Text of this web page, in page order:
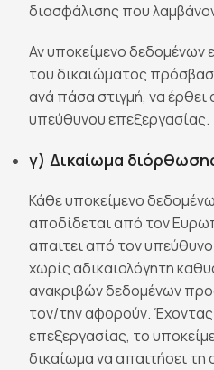
διασφάλισης που
Αν υποκείμενο δεδομένων
του δικαιώματος
ανά πάσα στιγμή, να
υπεύθυνου επεξεργασίας.
γ) Δικαίωμα
Κάθε υποκείμενο
αποδίδεται από τον
απαιτει από τον
χωρίς αδικαιολόγητη
ανακριβών δεδομένων
τον/την αφορούν.
επεξεργασίας, το
δικαίωμα να απαιτήσει